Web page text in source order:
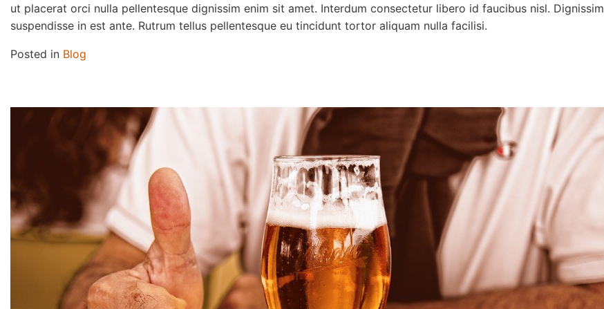
ut placerat orci nulla pellentesque dignissim enim sit amet. Interdum consectetur libero id faucibus nisl. Dignissim
suspendisse in est ante. Rutrum tellus pellentesque eu tincidunt tortor aliquam nulla facilisi.
Posted in Blog